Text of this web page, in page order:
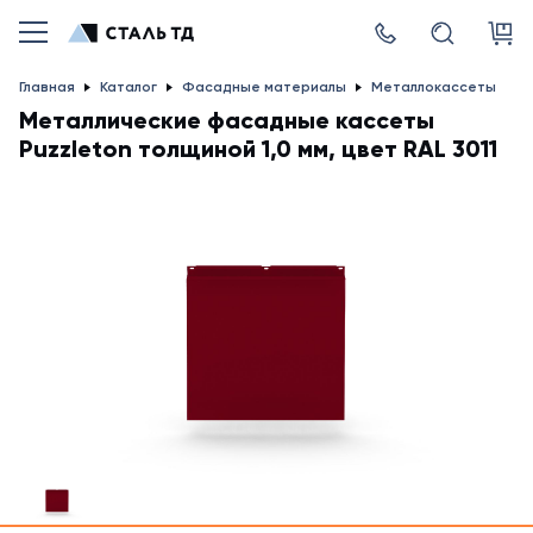
Главная Каталог Фасадные материалы Металлокассеты
Металлические фасадные кассеты
Puzzleton толщиной 1,0 мм, цвет RAL 3011